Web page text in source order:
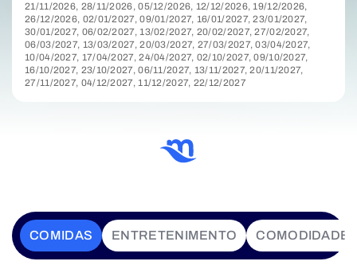
21/11/2026, 28/11/2026, 05/12/2026, 12/12/2026, 19/12/2026,
26/12/2026, 02/01/2027, 09/01/2027, 16/01/2027, 23/01/2027,
30/01/2027, 06/02/2027, 13/02/2027, 20/02/2027, 27/02/2027,
06/03/2027, 13/03/2027, 20/03/2027, 27/03/2027, 03/04/2027,
10/04/2027, 17/04/2027, 24/04/2027, 02/10/2027, 09/10/2027,
16/10/2027, 23/10/2027, 06/11/2027, 13/11/2027, 20/11/2027,
27/11/2027, 04/12/2027, 11/12/2027, 22/12/2027
COMIDAS ENTRETENIMENTO